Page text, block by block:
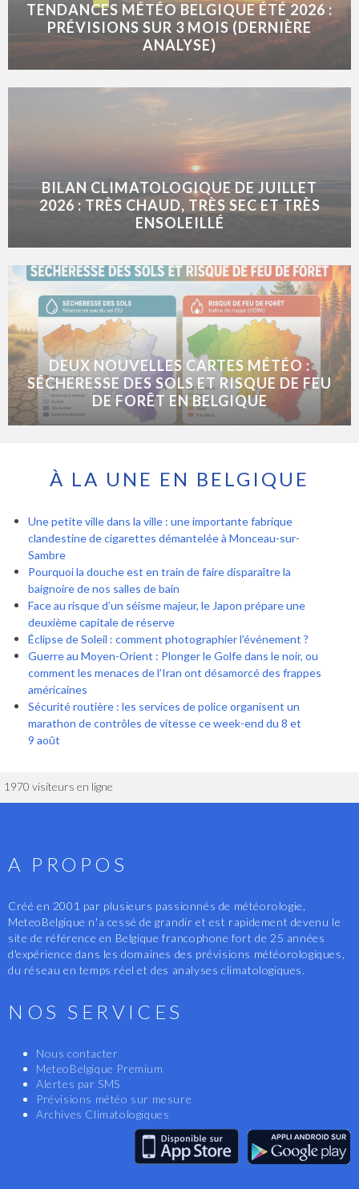
TENDANCES MÉTÉO BELGIQUE ÉTÉ 2026 :
PRÉVISIONS SUR 3 MOIS (DERNIÈRE
ANALYSE)
BILAN CLIMATOLOGIQUE DE JUILLET
2026 : TRÈS CHAUD, TRÈS SEC ET TRÈS
ENSOLEILLÉ
DEUX NOUVELLES CARTES MÉTÉO :
SÉCHERESSE DES SOLS ET RISQUE DE FEU
DE FORÊT EN BELGIQUE
À LA UNE EN BELGIQUE
Une petite ville dans la ville : une importante fabrique
clandestine de cigarettes démantelée à Monceau-sur-
Sambre
Pourquoi la douche est en train de faire disparaître la
baignoire de nos salles de bain
Face au risque d’un séisme majeur, le Japon prépare une
deuxième capitale de réserve
Éclipse de Soleil : comment photographier l’événement ?
Guerre au Moyen-Orient : Plonger le Golfe dans le noir, ou
comment les menaces de l’Iran ont désamorcé des frappes
américaines
Sécurité routière : les services de police organisent un
marathon de contrôles de vitesse ce week-end du 8 et
9 août
1970 visiteurs en ligne
A PROPOS
Créé en 2001 par plusieurs passionnés de météorologie,
MeteoBelgique n'a cessé de grandir et est rapidement devenu le
site de référence en Belgique francophone fort de 25 années
d'expérience dans les domaines des prévisions météorologiques,
du réseau en temps réel et des analyses climatologiques.
NOS SERVICES
Nous contacter
MeteoBelgique Premium
Alertes par SMS
Prévisions météo sur mesure
Archives Climatologiques